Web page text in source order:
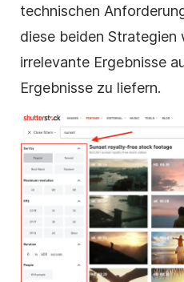
technischen
diese beiden Strategien
irrelevante Ergebnisse
Ergebnisse zu liefern.